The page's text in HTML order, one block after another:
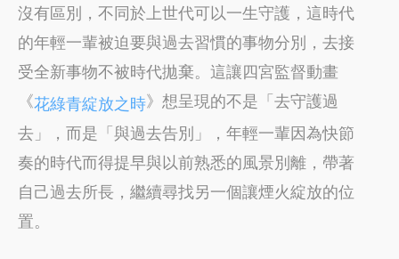
沒有區別，不同於上世代可以一生守護，這時代
的年輕一輩被迫要與過去習慣的事物分別，去接
受全新事物不被時代拋棄。這讓四宮監督動畫
《花綠青綻放之時》想呈現的不是「去守護過
去」，而是「與過去告別」，年輕一輩因為快節
奏的時代而得提早與以前熟悉的風景別離，帶著
自己過去所長，繼續尋找另一個讓煙火綻放的位
置。